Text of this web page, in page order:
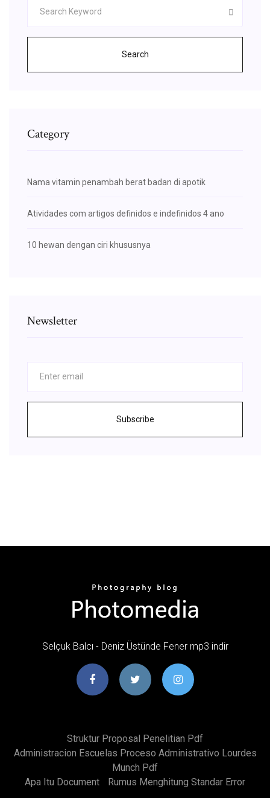
Search
Category
Nama vitamin penambah berat badan di apotik
Atividades com artigos definidos e indefinidos 4 ano
10 hewan dengan ciri khususnya
Newsletter
Subscribe
Selçuk Balcı - Deniz Üstünde Fener mp3 indir
Struktur Proposal Penelitian Pdf
Administracion Escuelas Proceso Administrativo Lourdes
Munch Pdf
Apa Itu Document
Rumus Menghitung Standar Error